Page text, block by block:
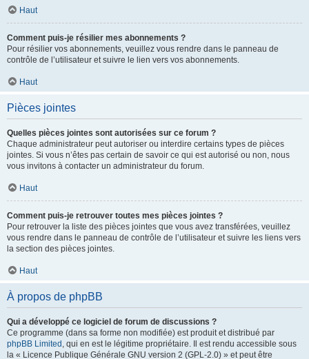
Haut
Comment puis-je résilier mes abonnements ?
Pour résilier vos abonnements, veuillez vous rendre dans le panneau de
contrôle de l’utilisateur et suivre le lien vers vos abonnements.
Haut
Pièces jointes
Quelles pièces jointes sont autorisées sur ce forum ?
Chaque administrateur peut autoriser ou interdire certains types de pièces
jointes. Si vous n’êtes pas certain de savoir ce qui est autorisé ou non, nous
vous invitons à contacter un administrateur du forum.
Haut
Comment puis-je retrouver toutes mes pièces jointes ?
Pour retrouver la liste des pièces jointes que vous avez transférées, veuillez
vous rendre dans le panneau de contrôle de l’utilisateur et suivre les liens vers
la section des pièces jointes.
Haut
À propos de phpBB
Qui a développé ce logiciel de forum de discussions ?
Ce programme (dans sa forme non modifiée) est produit et distribué par
phpBB Limited , qui en est le légitime propriétaire. Il est rendu accessible sous
la « Licence Publique Générale GNU version 2 (GPL-2.0) » et peut être